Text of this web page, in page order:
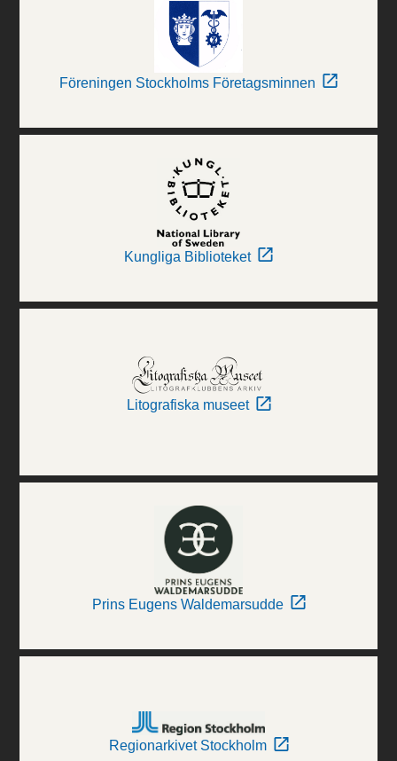
Föreningen Stockholms Företagsminnen
Kungliga Biblioteket
Litografiska museet
Prins Eugens Waldemarsudde
Regionarkivet Stockholm